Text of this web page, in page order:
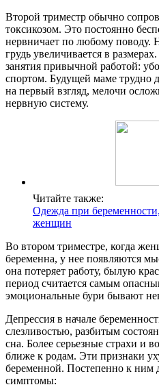
Второй триместр обычно
токсикозом. Это постоянно
нервничает по любому поводу.
грудь увеличивается в
занятия привычной работой:
спортом. Будущей маме трудно
на первый взгляд, мелочи
нервную систему.
Читайте также:
Одежда при
женщин
Во втором триместре, когда
беременна, у нее появляются
она потеряет работу, былую
период считается самым
эмоциональные бури бывают
Депрессия в начале
слезливостью, разбитым
сна. Более серьезные страхи и
ближе к родам. Эти признаки
беременной. Постепенно к ним
симптомы: